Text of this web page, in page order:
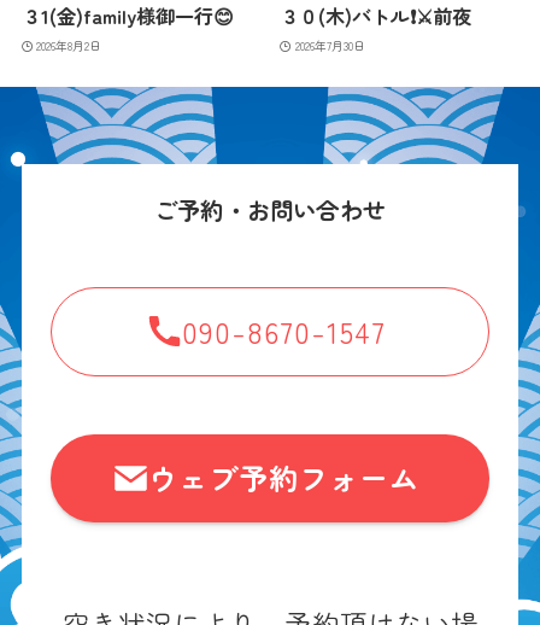
３1(金)family様御一行😊
2026年8月2日
３０(木)バトル❗️⚔️前夜
2026年7月30日
ご予約・お問い合わせ
090-8670-1547
ウェブ予約フォーム